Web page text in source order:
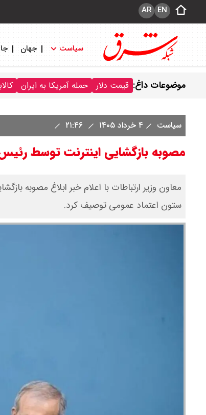
EN
AR
سیاست جهان
موضوعات داغ: قیمت دلار حمله آمریکا به ایران
سیاست ۴ خرداد ۱۴۰۵
مصوبه بازگشایی اینترنت توسط
معاون وزیر ارتباطات با اعلام خبر ابلاغ مصوبه
ستون اعتماد عمومی توصیف کرد.